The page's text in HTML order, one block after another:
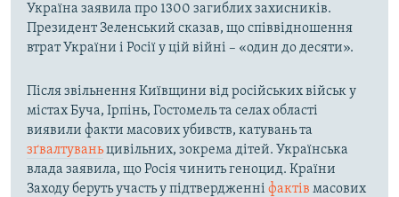
Україна заявила про 1300 загиблих захисників.
Президент Зеленський сказав, що співвідношення
втрат України і Росії у цій війні – «один до десяти».
Після звільнення Київщини від російських військ у
містах Буча, Ірпінь, Гостомель та селах області
виявили факти масових убивств, катувань та
зґвалтуваньцивільних, зокрема дітей. Українська
влада заявила, що Росія чинить геноцид. Країни
Заходу беруть участь у підтвердженні фактів масових